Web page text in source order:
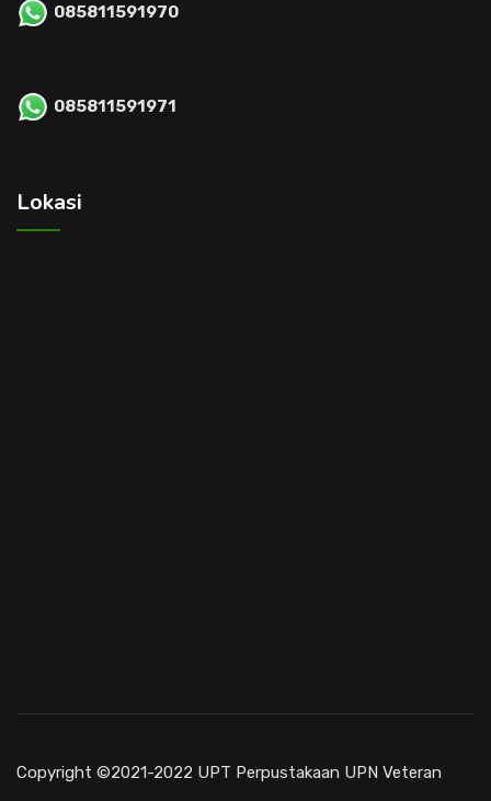
085811591970
085811591971
Lokasi
Copyright ©2021-2022 UPT Perpustakaan UPN Veteran